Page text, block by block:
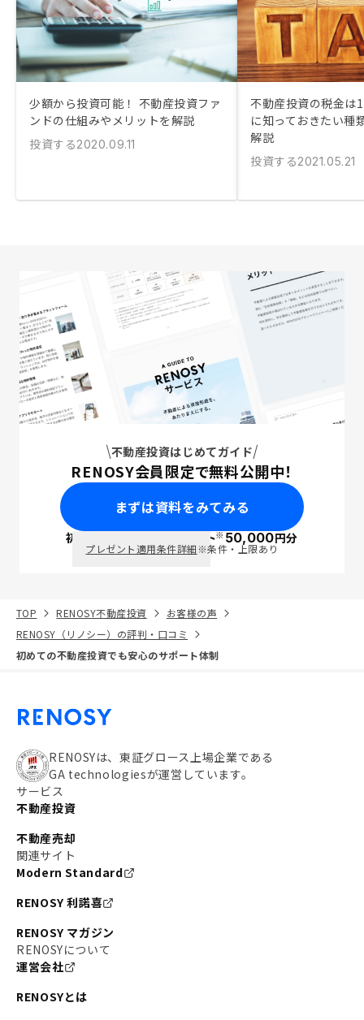
少額から投資可能！ 不動産投資ファ
ンドの仕組みやメリットを解説
投資する2020.09.11
不動産投資の税金は
に知っておきたい種
解説
投資する2021.05.21
不動産投資はじめてガイド
RENOSY会員限定で無料公開中！
まずは資料をみてみる
初回面談で ポイント※50,000円分
プレゼント適用条件詳細※条件・上限あり
TOP RENOSY不動産投資
お客様の声
RENOSY（リノシー）の評判・口コミ
初めての不動産投資でも安心のサポート体制
RENOSYは、東証グロース上場企業である
GA technologiesが運営しています。
サービス
不動産投資
不動産売却
関連サイト
Modern Standard
RENOSY 利諾喜
RENOSY マガジン
RENOSYについて
運営会社
RENOSYとは